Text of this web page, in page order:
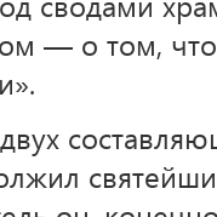
— о том,